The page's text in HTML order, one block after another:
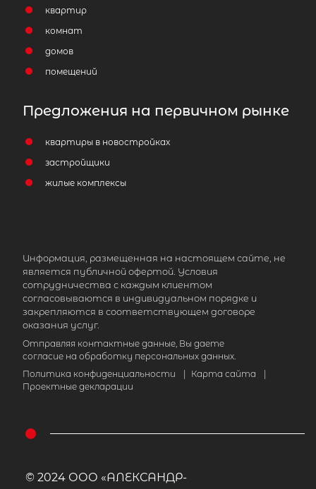
квартир
комнат
домов
помещений
Предложения на первичном рынке
квартиры в новостройках
застройщики
жилые комплексы
Информация, размещенная на настоящем сайте, не
является публичной офертой. Условия
сотрудничества с каждым клиентом
согласовываются в индивидуальном порядке и
закрепляются в соответствующем договоре
оказания услуг.
Отправляя контактные данные, Вы даете
согласие на обработку персональных данных.
Политика конфиденциальности
Карта сайта
Проектные декларации
© 2024 ООО «АЛЕКСАНДР-